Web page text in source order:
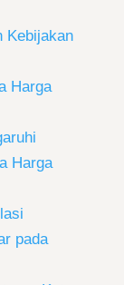
Kebijakan
Harga
Harga
pada